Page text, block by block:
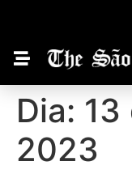
Dia: 13
2023